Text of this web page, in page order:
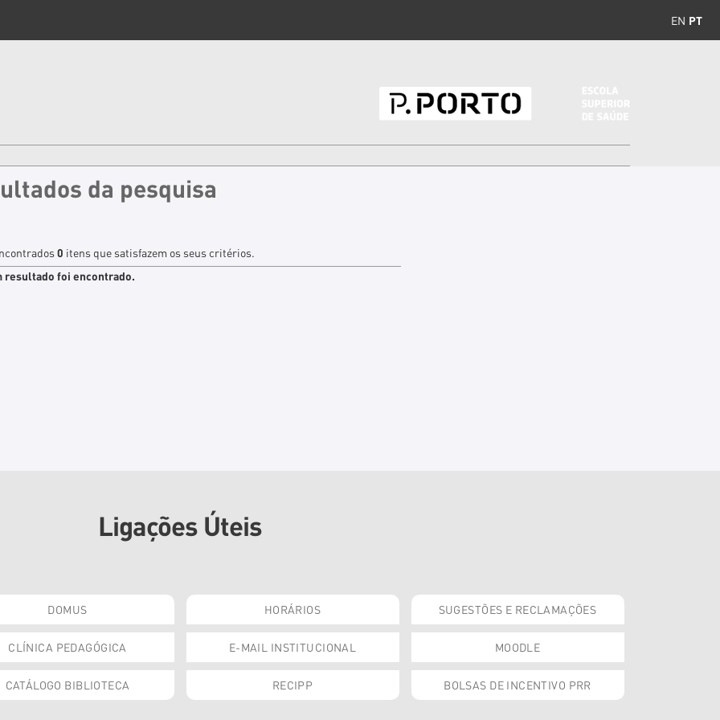
EN PT
da pesquisa
0 itens que satisfazem os seus critérios.
resultado foi encontrado.
Ligações Úteis
DOMUS HORÁRIOS SUGESTÕES E RECLAMAÇÕES
CLÍNICA PEDAGÓGICA E-MAIL INSTITUCIONAL MOODLE
CATÁLOGO BIBLIOTECA RECIPP BOLSAS DE INCENTIVO PRR